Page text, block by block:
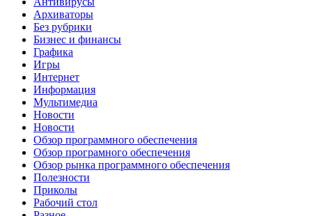
Архиваторы
Без рубрики
Бизнес и финансы
Графика
Игры
Интернет
Информация
Мультимедиа
Новости
Новости
Обзор программного обеспечения
Обзор програмного обеспечения
Обзор рынка программного обеспечения
Полезности
Приколы
Рабочий стол